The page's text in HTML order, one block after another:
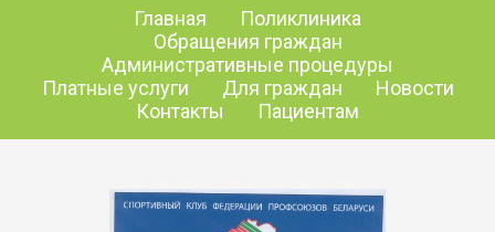
Главная
Поликлиника
Обращения граждан
Административные процедуры
Платные услуги
Для граждан
Новости
Контакты
Пациентам